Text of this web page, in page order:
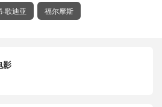
歌迪亚 福尔摩斯
影